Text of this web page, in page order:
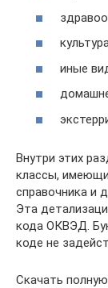
иные
Внутри этих
классы,
справочника и
Эта
кода ОКВЭД.
коде не
Скачать